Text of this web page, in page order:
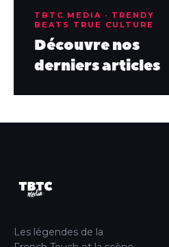
TBTC MEDIA · TRENDY
BEATS TRUE CULTURE
Découvre nos
derniers articles
Les légendes de la